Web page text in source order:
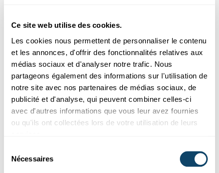
Ce site web utilise des cookies.
Les cookies nous permettent de personnaliser le contenu
et les annonces, d'offrir des fonctionnalités relatives aux
médias sociaux et d'analyser notre trafic. Nous
partageons également des informations sur l'utilisation de
notre site avec nos partenaires de médias sociaux, de
publicité et d'analyse, qui peuvent combiner celles-ci
avec d'autres informations que vous leur avez fournies
ou qu'ils ont collectées lors de votre utilisation de leurs
Nécessaires
HISTOIRE INDUSTRIELLE
Projet expérimental avec un mini-haut
fourneau : Learning and burning by doing
Une poignée d’ingénieurs,
d’artisans et d’artistes s’attellent à la
fabrication d’un haut fourneau à Dudelange. La const...
FNR